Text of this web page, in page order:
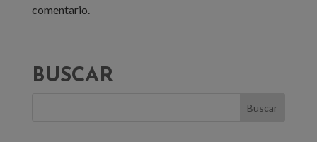
comentario.
BUSCAR